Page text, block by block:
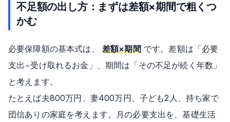
不足額の出し方：まずは差額×期間で粗くつ
かむ
必要保障額の基本式は、 差額×期間です。差額は「必要
支出−受け取れるお金」、期間は「その不足が続く年数」
と考えます。
たとえば夫800万円、妻400万円、子ども2人、持ち家で
団信ありの家庭を考えます。月の必要支出を、基礎生活